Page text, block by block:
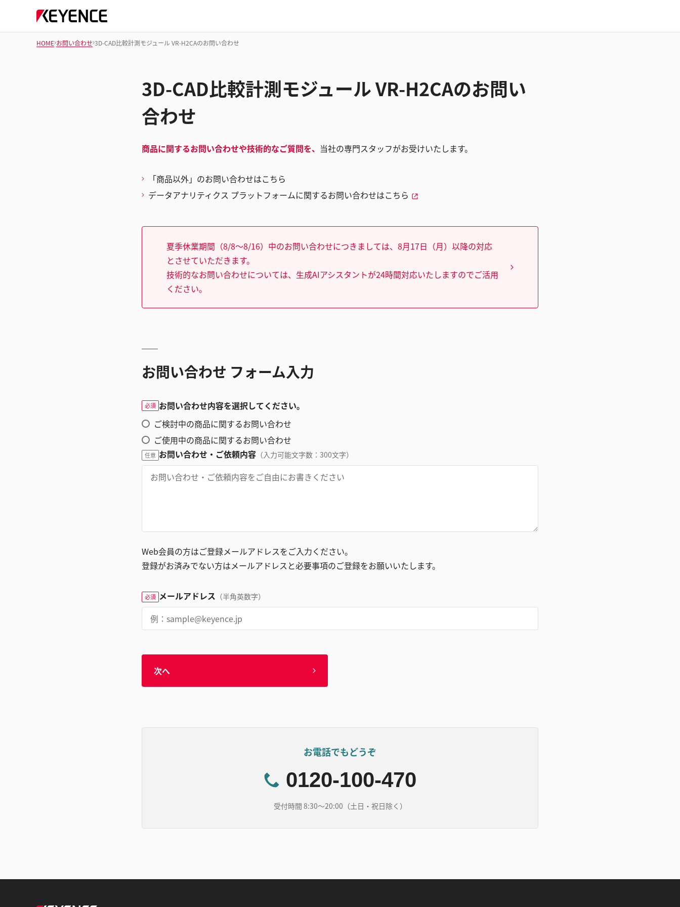
HOME お問い合わせ 3D-CAD比較計測モジュール VR-H2CAのお問い合わせ
3D-CAD比較計測モジュール VR-H2CAのお問い
合わせ
商品に関するお問い合わせや技術的なご質問を、 当社の専門スタッフがお受けいたします。
「商品以外」のお問い合わせはこちら
データアナリティクス プラットフォームに関するお問い合わせはこちら
夏季休業期間（8/8～8/16）中のお問い合わせにつきましては、8月17日（月）以降の対応
とさせていただきます。
技術的なお問い合わせについては、生成AIアシスタントが24時間対応いたしますのでご活用
ください。
お問い合わせ フォーム入力
必須 お問い合わせ内容を選択してください。
ご検討中の商品に関するお問い合わせ
ご使用中の商品に関するお問い合わせ
任意 お問い合わせ・ご依頼内容 （入力可能文字数：300文字）
Web会員の方はご登録メールアドレスをご入力ください。
登録がお済みでない方はメールアドレスと必要事項のご登録をお願いいたします。
必須 メールアドレス （半角英数字）
次へ
お電話でもどうぞ
0120-100-470
受付時間 8:30～20:00（土日・祝日除く）